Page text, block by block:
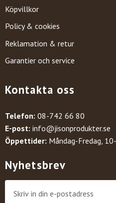
Köpvillkor
Policy & cookies
Reklamation & retur
Garantier och service
Kontakta oss
Telefon: 08-742 66 80
E-post: info@jisonprodukter.se
Öppettider: Måndag-Fredag,
Nyhetsbrev